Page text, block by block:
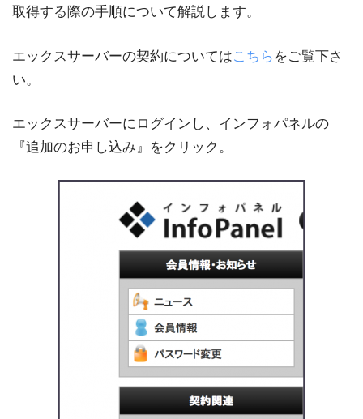
取得する際の手順について解説します。
エックスサーバーの契約についてはこちら をご覧下さ
い。
エックスサーバーにログインし、インフォパネルの
『追加のお申し込み』をクリック。